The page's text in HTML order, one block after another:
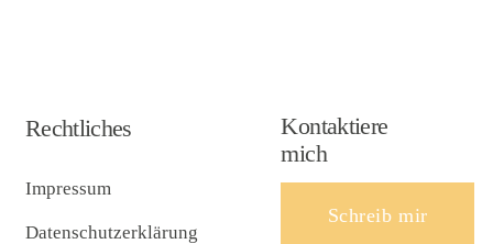
Rechtliches
Kontaktiere
mich
Impressum
Schreib mir
Datenschutzerklärung